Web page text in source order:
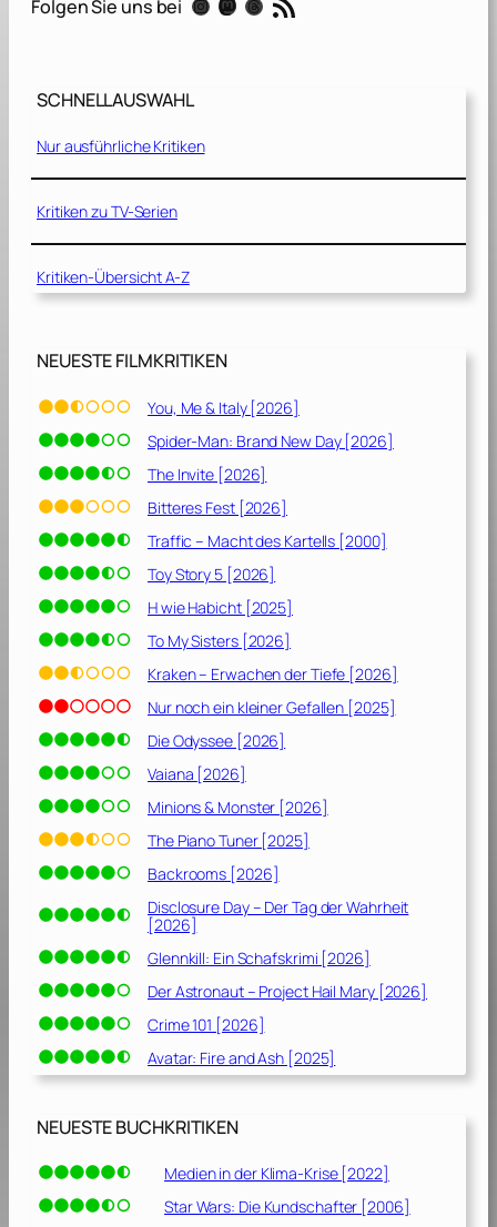
1
Folgen Sie uns bei Instagram Mastodon Threads
SCHNELLAUSWAHL
Nur ausführliche Kritiken
Kritiken zu TV-Serien
Kritiken-Übersicht A-Z
NEUESTE FILMKRITIKEN
You, Me & Italy [2026]
Spider-Man: Brand New Day [2026]
The Invite [2026]
Bitteres Fest [2026]
Traffic – Macht des Kartells [2000]
Toy Story 5 [2026]
H wie Habicht [2025]
To My Sisters [2026]
Kraken – Erwachen der Tiefe [2026]
Nur noch ein kleiner Gefallen [2025]
Die Odyssee [2026]
Vaiana [2026]
Minions & Monster [2026]
The Piano Tuner [2025]
Backrooms [2026]
Disclosure Day – Der Tag der Wahrheit
[2026]
Glennkill: Ein Schafskrimi [2026]
Der Astronaut – Project Hail Mary [2026]
Crime 101 [2026]
Avatar: Fire and Ash [2025]
NEUESTE BUCHKRITIKEN
Medien in der Klima-Krise [2022]
Star Wars: Die Kundschafter [2006]